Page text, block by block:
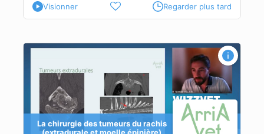
Visionner Regarder plus tard
La chirurgie des tumeurs du rachis